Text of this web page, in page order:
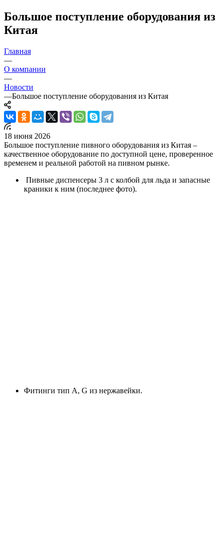
Большое поступление оборудования из
Китая
Главная
—
О компании
—
Новости
—Большое поступление оборудования из Китая
18 июня 2026
Большое поступление пивного оборудования из Китая –
качественное оборудование по доступной цене, проверенное
временем и реальной работой на пивном рынке.
Пивные диспенсеры 3 л с колбой для льда и запасные
краники к ним (последнее фото).
Фитинги тип А, G из нержавейки.